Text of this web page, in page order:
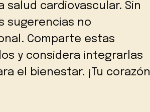
cardiovascular. Sin
sugerencias no
Comparte estas
y considera integrarlas
el bienestar. ¡Tu corazón